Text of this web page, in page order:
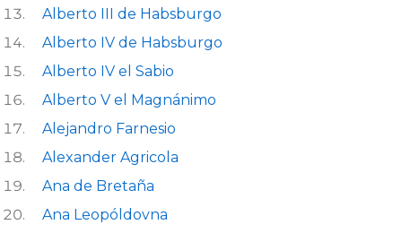
Alberto III de Habsburgo
Alberto IV de Habsburgo
Alberto IV el Sabio
Alberto V el Magnánimo
Alejandro Farnesio
Alexander Agricola
Ana de Bretaña
Ana Leopóldovna